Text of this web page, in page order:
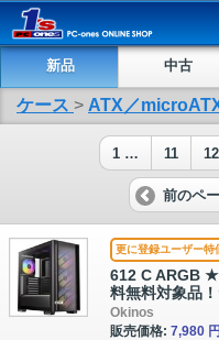
新品 中古
ケース > ATX／
1 … 11 12
前のペ
更に登録ユーザー特
612 C ARGB
料無料対象品
Okinos
販売価格: 7,980 円